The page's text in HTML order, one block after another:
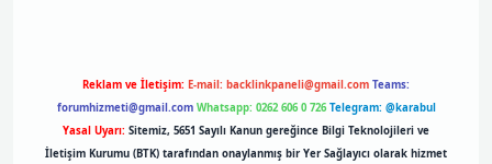
Reklam ve İletişim: E-mail: backlinkpaneli@gmail.com Teams:
forumhizmeti@gmail.com Whatsapp: 0262 606 0 726 Telegram: @karabul
Yasal Uyarı: Sitemiz, 5651 Sayılı Kanun gereğince Bilgi Teknolojileri ve
İletişim Kurumu (BTK) tarafından onaylanmış bir Yer Sağlayıcı olarak hizmet